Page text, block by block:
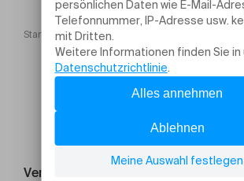
Startseite Kühe melken & Raclette auf der Alp
Veranstaltung suchen